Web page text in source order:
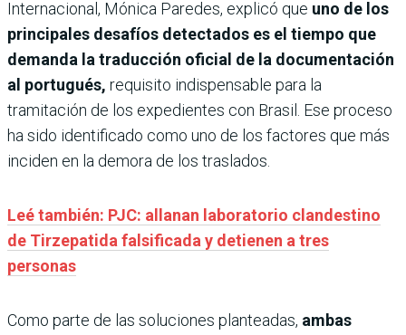
Internacional, Mónica Paredes, explicó que uno de los
principales desafíos detectados es el tiempo que
demanda la traducción oficial de la documentación
al portugués, requisito indispensable para la
tramitación de los expedientes con Brasil. Ese proceso
ha sido identificado como uno de los factores que más
inciden en la demora de los traslados.
Leé también: PJC: allanan laboratorio clandestino
de Tirzepatida falsificada y detienen a tres
personas
Como parte de las soluciones planteadas, ambas